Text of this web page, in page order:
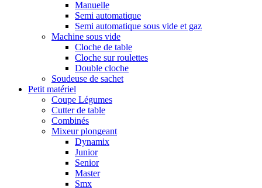
Manuelle
Semi automatique
Semi automatique sous vide et gaz
Machine sous vide
Cloche de table
Cloche sur roulettes
Double cloche
Soudeuse de sachet
Petit matériel
Coupe Légumes
Cutter de table
Combinés
Mixeur plongeant
Dynamix
Junior
Senior
Master
Smx